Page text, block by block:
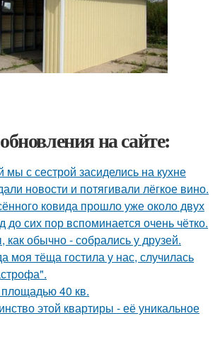
на сайте:
мы с сестрой засиделись на кухне
новости и потягивали лёгкое вино.
ковида прошло уже около двух
до сих пор вспоминается очень чётко.
как обычно - собрались у друзей.
моя тёща гостила у нас, случилась
40 кв.
этой квартиры - её уникальное